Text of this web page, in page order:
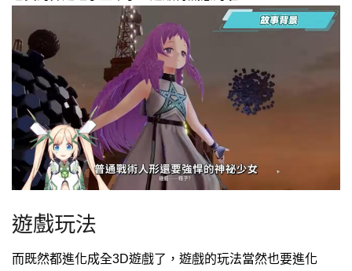
遊戲玩法
而既然都進化成全3D遊戲了，遊戲的玩法當然也要進化